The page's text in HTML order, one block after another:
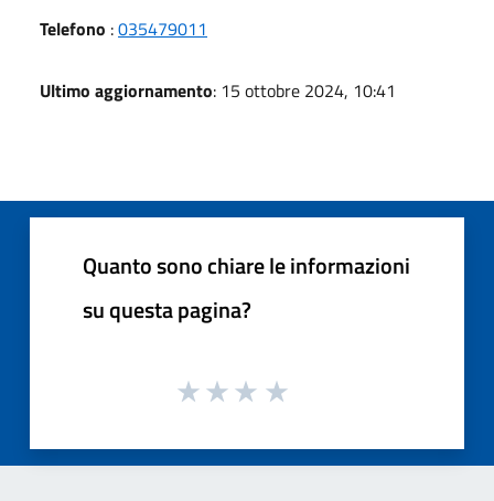
Telefono :035479011
Ultimo aggiornamento: 15 ottobre 2024, 10:41
Quanto sono chiare le informazioni
su questa pagina?